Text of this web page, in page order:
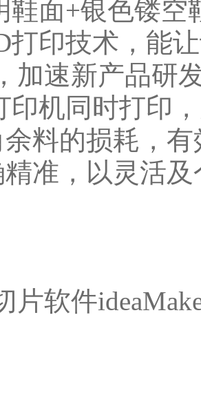
鞋面+银色镂
打印技术，能
加速新产品研
印机同时打印
料的损耗，
准，以灵活
片软件